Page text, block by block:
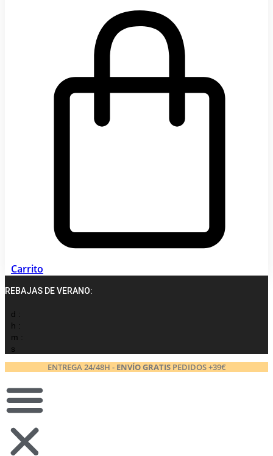
Carrito
REBAJAS DE VERANO:
d :
h :
m :
s
ENTREGA 24/48H - ENVÍO GRATISPEDIDOS +39€